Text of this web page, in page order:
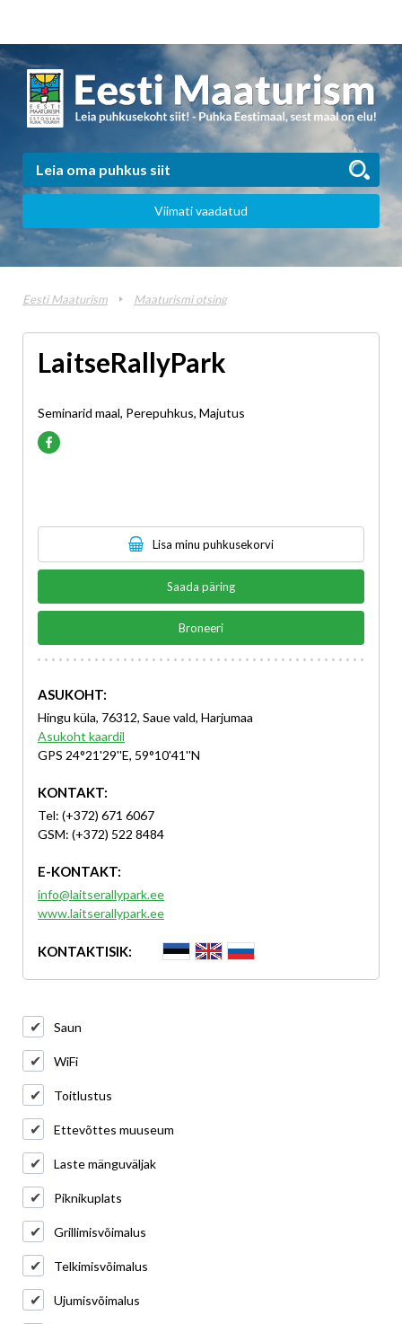
Viimati vaadatud
Eesti Maaturism Maaturismi otsing
LaitseRallyPark
Seminarid maal, Perepuhkus, Majutus
Lisa minu puhkusekorvi
Saada päring
Broneeri
ASUKOHT:
Hingu küla, 76312, Saue vald, Harjumaa
Asukoht kaardil
GPS 24°21'29''E, 59°10'41''N
KONTAKT:
Tel: (+372) 671 6067
GSM: (+372) 522 8484
E-KONTAKT:
info@laitserallypark.ee
www.laitserallypark.ee
KONTAKTISIK:
Saun
WiFi
Toitlustus
Ettevõttes muuseum
Laste mänguväljak
Piknikuplats
Grillimisvõimalus
Telkimisvõimalus
Ujumisvõimalus